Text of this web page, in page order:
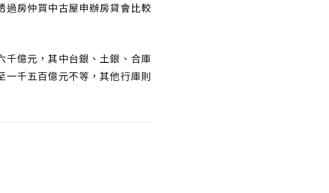
過房仲買中古屋申辦房貸會比較
千億元，其中台銀、土銀、合庫
一千五百億元不等，其他行庫則